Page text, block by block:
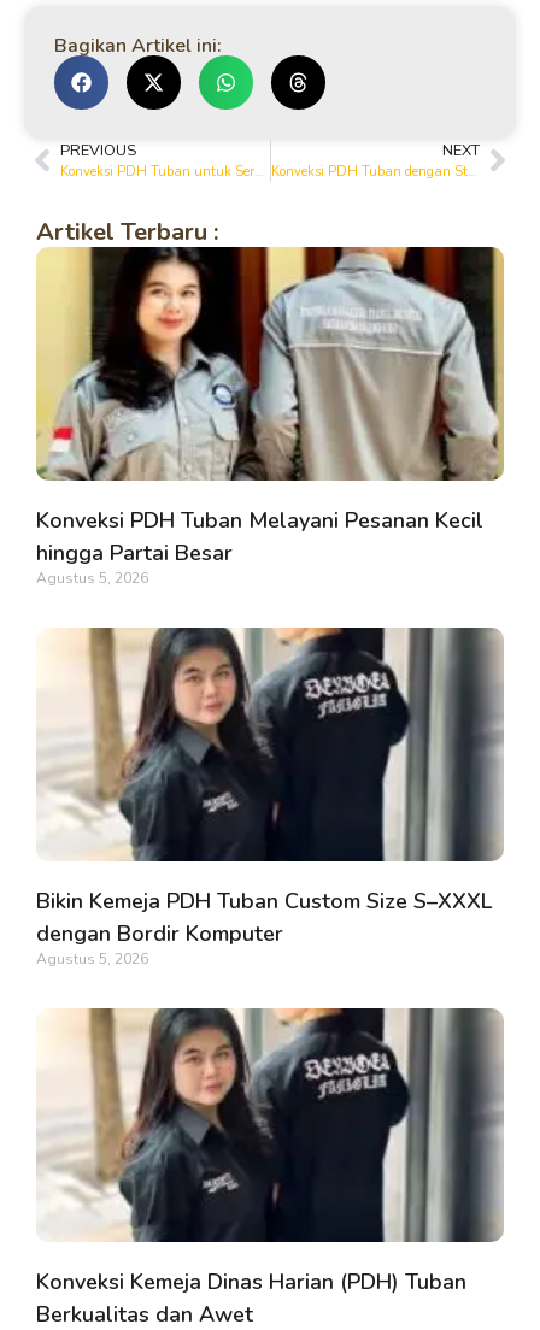
Bagikan Artikel ini:
PREVIOUS
Konveksi PDH Tuban untuk Seragam Perusahaan Modern
NEXT
Konveksi PDH Tuban dengan Standar Produksi Terbaik
Artikel Terbaru :
Konveksi PDH Tuban Melayani Pesanan Kecil
hingga Partai Besar
Agustus 5, 2026
Bikin Kemeja PDH Tuban Custom Size S–XXXL
dengan Bordir Komputer
Agustus 5, 2026
Konveksi Kemeja Dinas Harian (PDH) Tuban
Berkualitas dan Awet